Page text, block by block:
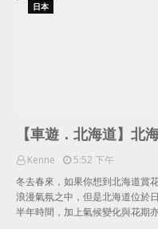
日本
【車遊．北海道】北
Kenne
5:52 下午
冬去春來，如果你想到北海道賞
浪漫氣氛之中，但是北海道位於
半年時間，加上氣候變化與花期